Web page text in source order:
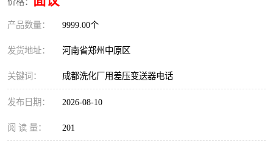
产品数量： 9999.00个
发货地址： 河南省郑州中原区
关键词： 成都洗化厂用差压变送器电话
发布日期： 2026-08-10
阅 读 量： 201